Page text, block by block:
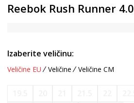
Reebok Rush Runner 4.0
Izaberite veličinu:
Veličine EU Veličine Veličine CM